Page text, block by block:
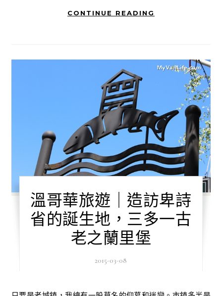
CONTINUE READING
溫哥華旅遊｜造訪卑詩
省的誕生地，三多一古
老之蘭里堡
2015-03-08